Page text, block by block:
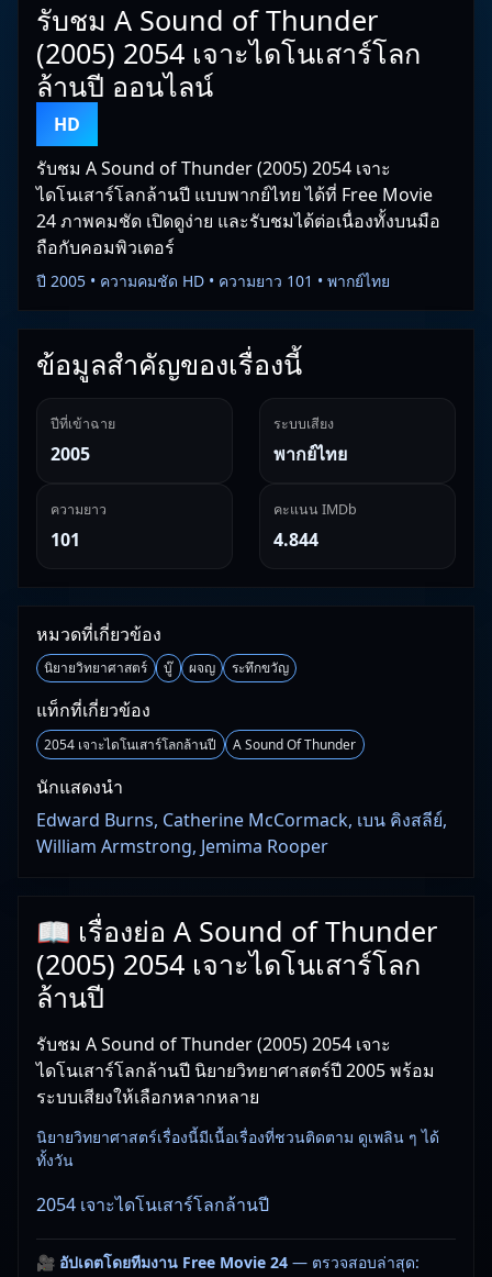
รับชม A Sound of Thunder
(2005) 2054 เจาะไดโนเสาร์โลก
ล้านปี ออนไลน์
HD
รับชม A Sound of Thunder (2005) 2054 เจาะ
ไดโนเสาร์โลกล้านปี แบบพากย์ไทย ได้ที่ Free Movie
24 ภาพคมชัด เปิดดูง่าย และรับชมได้ต่อเนื่องทั้งบนมือ
ถือกับคอมพิวเตอร์
ปี 2005 • ความคมชัด HD • ความยาว 101 • พากย์ไทย
ข้อมูลสำคัญของเรื่องนี้
ปีที่เข้าฉาย
2005
ระบบเสียง
พากย์ไทย
ความยาว
101
คะแนน IMDb
4.844
หมวดที่เกี่ยวข้อง
นิยายวิทยาศาสตร์ บู๊ ผจญ ระทึกขวัญ
แท็กที่เกี่ยวข้อง
2054 เจาะไดโนเสาร์โลกล้านปี A Sound Of Thunder
นักแสดงนำ
Edward Burns, Catherine McCormack, เบน คิงสลีย์,
William Armstrong, Jemima Rooper
📖 เรื่องย่อ A Sound of Thunder
(2005) 2054 เจาะไดโนเสาร์โลก
ล้านปี
รับชม A Sound of Thunder (2005) 2054 เจาะ
ไดโนเสาร์โลกล้านปี นิยายวิทยาศาสตร์ปี 2005 พร้อม
ระบบเสียงให้เลือกหลากหลาย
นิยายวิทยาศาสตร์เรื่องนี้มีเนื้อเรื่องที่ชวนติดตาม ดูเพลิน ๆ ได้
ทั้งวัน
2054 เจาะไดโนเสาร์โลกล้านปี
🎥 อัปเดตโดยทีมงาน Free Movie 24 — ตรวจสอบล่าสุด: